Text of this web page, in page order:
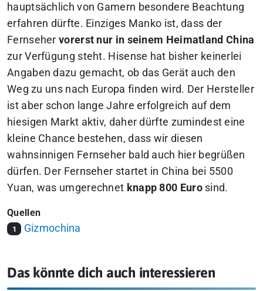
hauptsächlich von Gamern besondere Beachtung
erfahren dürfte. Einziges Manko ist, dass der
Fernsehervorerst nur in seinem Heimatland China
zur Verfügung steht. Hisense hat bisher keinerlei
Angaben dazu gemacht, ob das Gerät auch den
Weg zu uns nach Europa finden wird. Der Hersteller
ist aber schon lange Jahre erfolgreich auf dem
hiesigen Markt aktiv, daher dürfte zumindest eine
kleine Chance bestehen, dass wir diesen
wahnsinnigen Fernseher bald auch hier begrüßen
dürfen. Der Fernseher startet in China bei 5500
Yuan, was umgerechnet knapp 800 Eurosind.
Quellen
1 Gizmochina
Das könnte dich auch interessieren